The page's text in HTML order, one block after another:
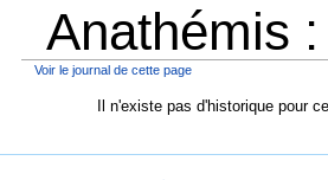
Anathémis
Voir le journal de cette page
Il n'existe pas d'historique pour